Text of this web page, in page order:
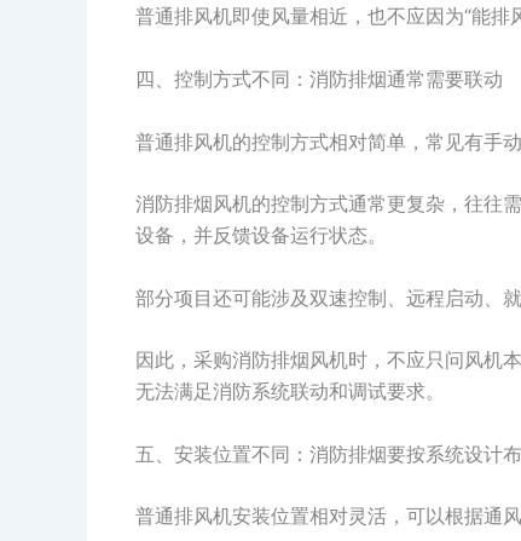
普通排风机即使风量相近，也不应因为“能排
四、控制方式不同：消防排烟通常需要联动
普通排风机的控制方式相对简单，常见有手
消防排烟风机的控制方式通常更复杂，往往
设备，并反馈设备运行状态。
部分项目还可能涉及双速控制、远程启动、
因此，采购消防排烟风机时，不应只问风机
无法满足消防系统联动和调试要求。
五、安装位置不同：消防排烟要按系统设计
普通排风机安装位置相对灵活，可以根据通